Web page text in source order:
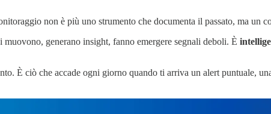
non è più uno strumento che documenta il passato, ma un
generano insight, fanno emergere segnali deboli. È
È ciò che accade ogni giorno quando ti arriva un alert puntuale,